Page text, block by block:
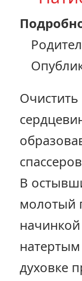
Очистить
В
молотый
духовке